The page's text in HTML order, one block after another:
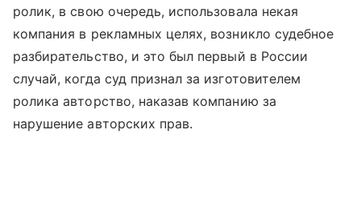
ролик, в свою очередь, использовала некая
компания в рекламных целях, возникло судебное
разбирательство, и это был первый в России
случай, когда суд признал за изготовителем
ролика авторство, наказав компанию за
нарушение авторских прав.